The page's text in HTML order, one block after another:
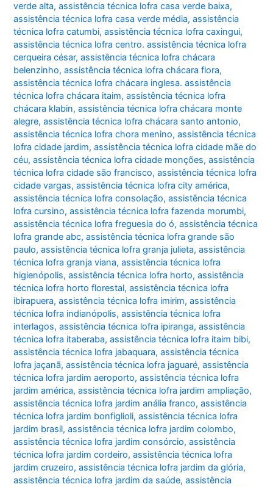
verde alta,assistência técnica lofra casa verde baixa,
assistência técnica lofra casa verde média,assistência
técnica lofra catumbi,assistência técnica lofra caxingui,
assistência técnica lofra centro. assistência técnica lofra
cerqueira césar,assistência técnica lofra chácara
belenzinho,assistência técnica lofra chácara flora,
assistência técnica lofra chácara inglesa. assistência
técnica lofra chácara itaim,assistência técnica lofra
chácara klabin,assistência técnica lofra chácara monte
alegre,assistência técnica lofra chácara santo antonio,
assistência técnica lofra chora menino,assistência técnica
lofra cidade jardim,assistência técnica lofra cidade mãe do
céu,assistência técnica lofra cidade monções,assistência
técnica lofra cidade são francisco,assistência técnica lofra
cidade vargas,assistência técnica lofra city américa,
assistência técnica lofra consolação,assistência técnica
lofra cursino,assistência técnica lofra fazenda morumbi,
assistência técnica lofra freguesia do ó,assistência técnica
lofra grande abc,assistência técnica lofra grande são
paulo,assistência técnica lofra granja julieta,assistência
técnica lofra granja viana,assistência técnica lofra
higienópolis,assistência técnica lofra horto,assistência
técnica lofra horto florestal,assistência técnica lofra
ibirapuera,assistência técnica lofra imirim,assistência
técnica lofra indianópolis,assistência técnica lofra
interlagos,assistência técnica lofra ipiranga,assistência
técnica lofra itaberaba,assistência técnica lofra itaim bibi,
assistência técnica lofra jabaquara,assistência técnica
lofra jaçanã,assistência técnica lofra jaguaré,assistência
técnica lofra jardim aeroporto,assistência técnica lofra
jardim américa,assistência técnica lofra jardim ampliação,
assistência técnica lofra jardim anália franco,assistência
técnica lofra jardim bonfiglioli,assistência técnica lofra
jardim brasil,assistência técnica lofra jardim colombo,
assistência técnica lofra jardim consórcio,assistência
técnica lofra jardim cordeiro,assistência técnica lofra
jardim cruzeiro,assistência técnica lofra jardim da glória,
assistência técnica lofra jardim da saúde,assistência